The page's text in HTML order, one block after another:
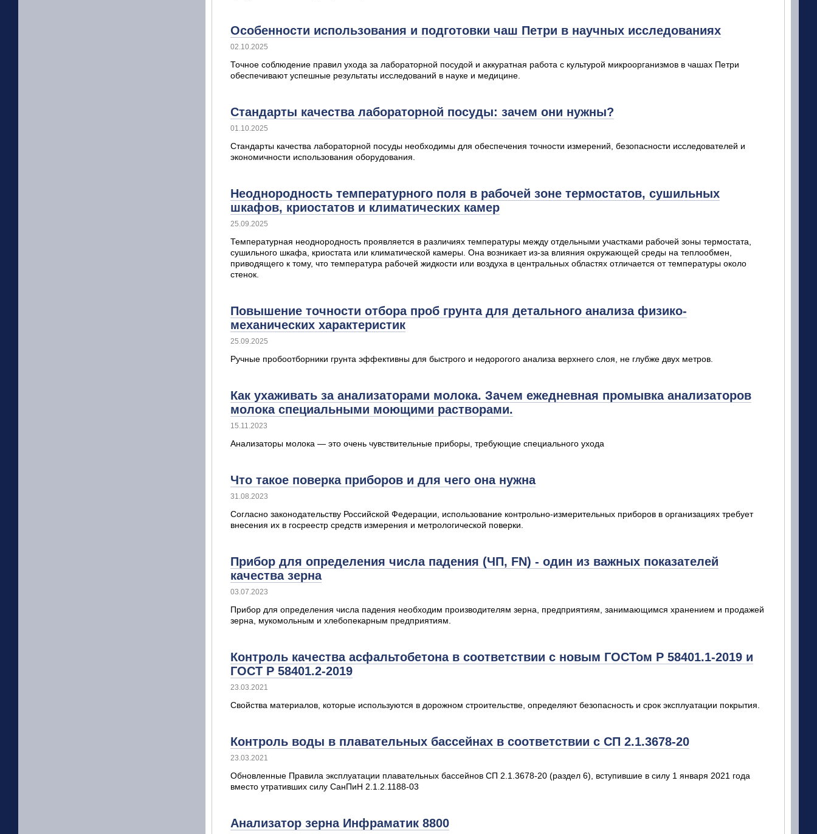
Особенности использования и подготовки чаш Петри в научных исследованиях
02.10.2025
Точное соблюдение правил ухода за лабораторной посудой и аккуратная работа с культурой микроорганизмов в чашах Петри
обеспечивают успешные результаты исследований в науке и медицине.
Стандарты качества лабораторной посуды: зачем они нужны?
01.10.2025
Стандарты качества лабораторной посуды необходимы для обеспечения точности измерений, безопасности исследователей и
экономичности использования оборудования.
Неоднородность температурного поля в рабочей зоне термостатов, сушильных
шкафов, криостатов и климатических камер
25.09.2025
Температурная неоднородность проявляется в различиях температуры между отдельными участками рабочей зоны термостата,
сушильного шкафа, криостата или климатической камеры. Она возникает из-за влияния окружающей среды на теплообмен,
приводящего к тому, что температура рабочей жидкости или воздуха в центральных областях отличается от температуры около
стенок.
Повышение точности отбора проб грунта для детального анализа физико-
механических характеристик
25.09.2025
Ручные пробоотборники грунта эффективны для быстрого и недорогого анализа верхнего слоя, не глубже двух метров.
Как ухаживать за анализаторами молока. Зачем ежедневная промывка анализаторов
молока специальными моющими растворами.
15.11.2023
Анализаторы молока — это очень чувствительные приборы, требующие специального ухода
Что такое поверка приборов и для чего она нужна
31.08.2023
Согласно законодательству Российской Федерации, использование контрольно-измерительных приборов в организациях требует
внесения их в госреестр средств измерения и метрологической поверки.
Прибор для определения числа падения (ЧП, FN) - один из важных показателей
качества зерна
03.07.2023
Прибор для определения числа падения необходим производителям зерна, предприятиям, занимающимся хранением и продажей
зерна, мукомольным и хлебопекарным предприятиям.
Контроль качества асфальтобетона в соответствии с новым ГОСТом Р 58401.1-2019 и
ГОСТ Р 58401.2-2019
23.03.2021
Свойства материалов, которые используются в дорожном строительстве, определяют безопасность и срок эксплуатации покрытия.
Контроль воды в плавательных бассейнах в соответствии с СП 2.1.3678-20
23.03.2021
Обновленные Правила эксплуатации плавательных бассейнов СП 2.1.3678-20 (раздел 6), вступившие в силу 1 января 2021 года
вместо утративших силу СанПиН 2.1.2.1188-03
Анализатор зерна Инфраматик 8800